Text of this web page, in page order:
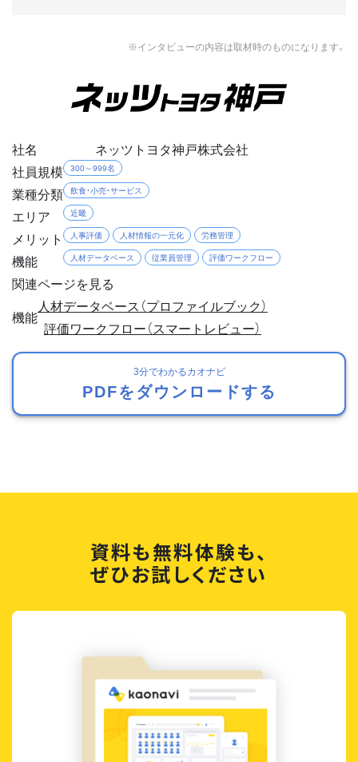
※インタビューの内容は取材時のものになります。
社名
ネッツトヨタ神戸株式会社
社員規模
300～999名
業種分類 飲食・小売・サービス
エリア 近畿
メリット 人事評価 人材情報の一元化 労務管理
機能 人材データベース 従業員管理 評価ワークフロー
関連ページを見る
機能
人材データベース（プロファイルブック）
評価ワークフロー（スマートレビュー）
3分でわかるカオナビ
PDFをダウンロードする
資料も無料体験も、
ぜひお試しください